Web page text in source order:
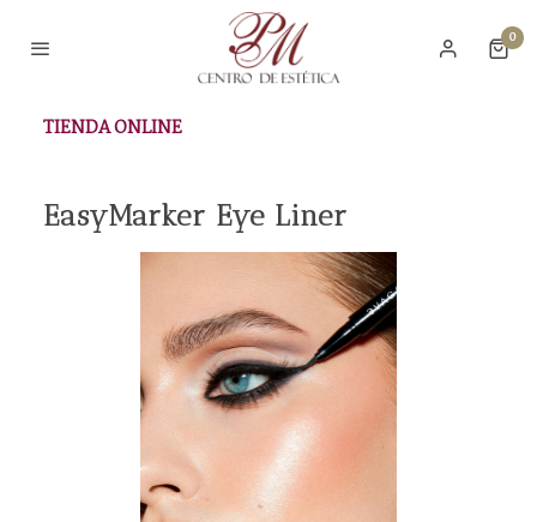
0
TIENDA ONLINE
EasyMarker Eye Liner